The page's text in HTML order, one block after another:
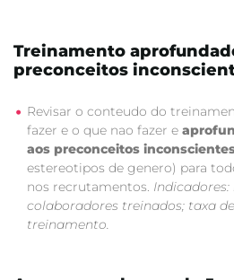
Treinamento
preconceitos
Revisar o conteudo do
fazer e o que nao fazer e
aos preconceitos
estereotipos de genero) para
nos recrutamentos.
colaboradores treinados; taxa
treinamento.